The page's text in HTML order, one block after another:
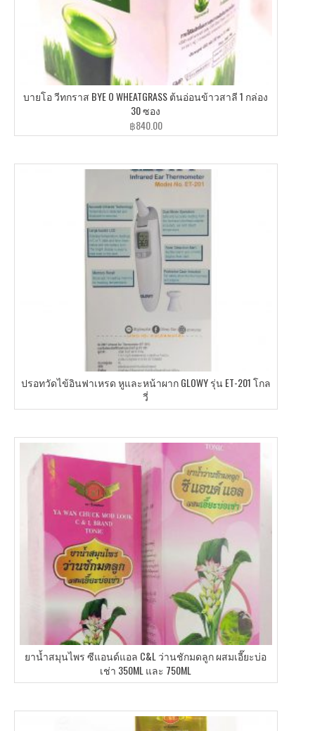
บายโอ วีทกราส BYE O WHEATGRASS ต้นอ่อนข้าวสาลี 1 กล่อง
30 ซอง
฿840.00
ปรอทวัดไข้อินฟาเหรด หูและหน้าผาก GLOWY รุ่น ET-201 โกล
วี่
ยาน้ำสมุนไพร ซีแอนด์แอล C&L ว่านชักมดลูก ผสมเอี๊ยะบ่อ
เช่า 350ML และ 750ML